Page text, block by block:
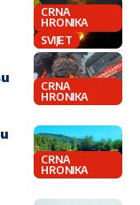
CRNA
HRONIKA
SVIJET
CRNA
HRONIKA
CRNA
HRONIKA